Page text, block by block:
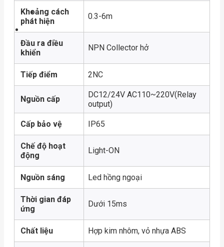
Khoảng cách
phát hiện
0.3-6m
Đầu ra điều
khiển
NPN Collector hở
Tiếp điểm 2NC
Nguồn cấp
DC12/24V AC110~220V(Relay
output)
Cấp bảo vệ IP65
Chế độ hoạt
động
Light-ON
Nguồn sáng Led hồng ngoại
Thời gian đáp
ứng
Dưới 15ms
Chất liệu Hợp kim nhôm, vỏ nhựa ABS